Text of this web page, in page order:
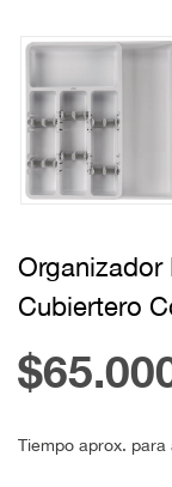
Organizador
Cubiertero
Tiempo aprox. para